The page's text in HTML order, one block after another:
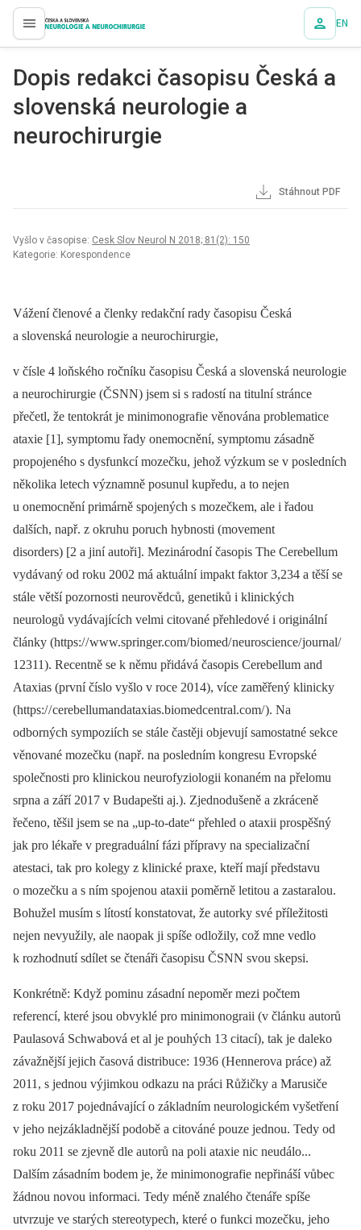
proLékaře.cz EN
Dopis redakci časopisu Česká a
slovenská neurologie a
neurochirurgie
Stáhnout PDF
Vyšlo v časopise: Cesk Slov Neurol N 2018; 81(2): 150
Kategorie: Korespondence
Vážení členové a členky redakční rady časopisu Česká
a slovenská neurologie a neurochirurgie,
v čísle 4 loňského ročníku časopisu Česká a slovenská neurologie
a neurochirurgie (ČSNN) jsem si s radostí na titulní stránce
přečetl, že tentokrát je minimonografie věnována problematice
ataxie [1], symptomu řady onemocnění, symptomu zásadně
propojeného s dysfunkcí mozečku, jehož výzkum se v posledních
několika letech významně posunul kupředu, a to nejen
u onemocnění primárně spojených s mozečkem, ale i řadou
dalších, např. z okruhu poruch hybnosti (movement
disorders) [2 a jiní autoři]. Mezinárodní časopis The Cerebel­lum
vydávaný od roku 2002 má aktuální impakt faktor 3,234 a těší se
stále větší pozornosti neurovědců, genetiků i klinických
neurologů vydávajících velmi citované přehledové i originální
články (https:/ / www.springer.com/ biomed/ neuroscience/ journal/
12311). Recentně se k němu přidává časopis Cerebellum and
Ataxias (první číslo vyšlo v roce 2014), více zaměřený klinicky
(https:/ / cerebellumandataxias.biomedcentral.com/ ). Na
odborných sympoziích se stále častěji objevují samostatné sekce
věnované mozečku (např. na posledním kongresu Evropské
společnosti pro klinickou neurofyziologii konaném na přelomu
srpna a září 2017 v Budapešti aj.). Zjednodušeně a zkráceně
řečeno, těšil jsem se na „up-to-date“ přehled o ataxii prospěšný
jak pro lékaře v pregraduální fázi přípravy na specializační
atestaci, tak pro kolegy z klinické praxe, kteří mají představu
o mozečku a s ním spojenou ataxii poměrně letitou a zastaralou.
Bohužel musím s lítostí konstatovat, že autorky své příležitosti
nejen nevyužily, ale naopak ji spíše odložily, což mne vedlo
k rozhodnutí sdílet se čtenáři časopisu ČSNN svou skepsi.
Konkrétně: Když pominu zásadní nepoměr mezi počtem
referencí, které jsou obvyklé pro minimonograii (v článku autorů
Paulasová Schwabová et al je pouhých 13 citací), tak je daleko
závažnější jejich časová distribuce: 1936 (Hennerova práce) až
2011, s jednou výjimkou odkazu na práci Růžičky a Marusiče
z roku 2017 pojednávající o základním neurologickém vyšetření
v jeho nejzákladnější podobě a citováné pouze jednou. Tedy od
roku 2011 se zjevně dle autorů na poli ataxie nic neudálo...
Dalším zásadním bodem je, že minimonografie nepřináší vůbec
žádnou novou informaci. Tedy méně znalého čtenáře spíše
utvrzuje ve starých stereotypech, které o funkci mozečku, jeho